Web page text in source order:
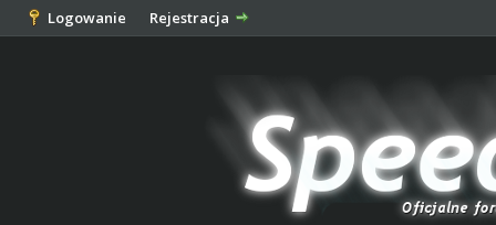
Logowanie Rejestracja